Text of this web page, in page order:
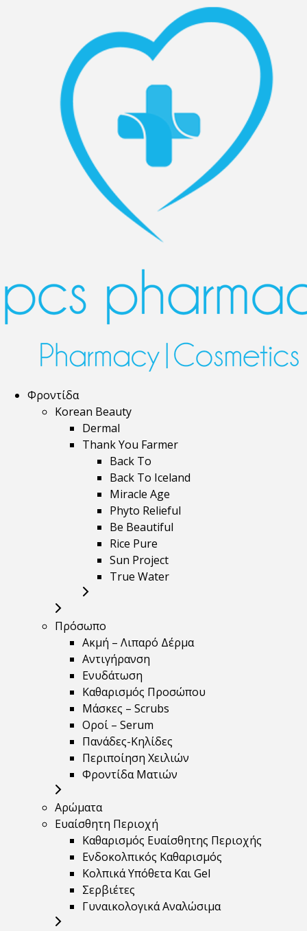
Φροντίδα
Korean Beauty
Dermal
Thank You Farmer
Back To
Back To Iceland
Miracle Age
Phyto Relieful
Be Beautiful
Rice Pure
Sun Project
True Water
Πρόσωπο
Ακμή – Λιπαρό Δέρμα
Αντιγήρανση
Ενυδάτωση
Καθαρισμός Προσώπου
Μάσκες – Scrubs
Οροί – Serum
Πανάδες-Κηλίδες
Περιποίηση Χειλιών
Φροντίδα Ματιών
Αρώματα
Ευαίσθητη Περιοχή
Καθαρισμός Ευαίσθητης Περιοχής
Ενδοκολπικός Καθαρισμός
Κολπικά Υπόθετα Και Gel
Σερβιέτες
Γυναικολογικά Αναλώσιμα